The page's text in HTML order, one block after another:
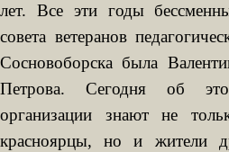
лет. Все эти годы
совета ветеранов
Сосновоборска была
Петрова. Сегодня об
организации знают не
красноярцы, но и жители